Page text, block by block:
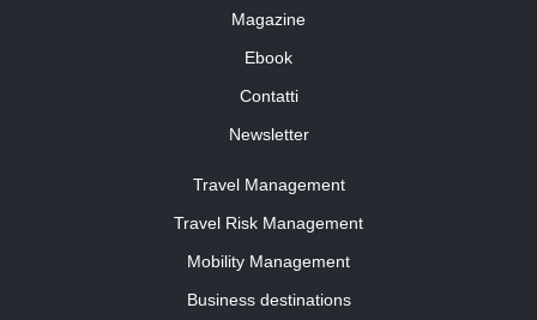
Magazine
Ebook
Contatti
Newsletter
Travel Management
Travel Risk Management
Mobility Management
Business destinations